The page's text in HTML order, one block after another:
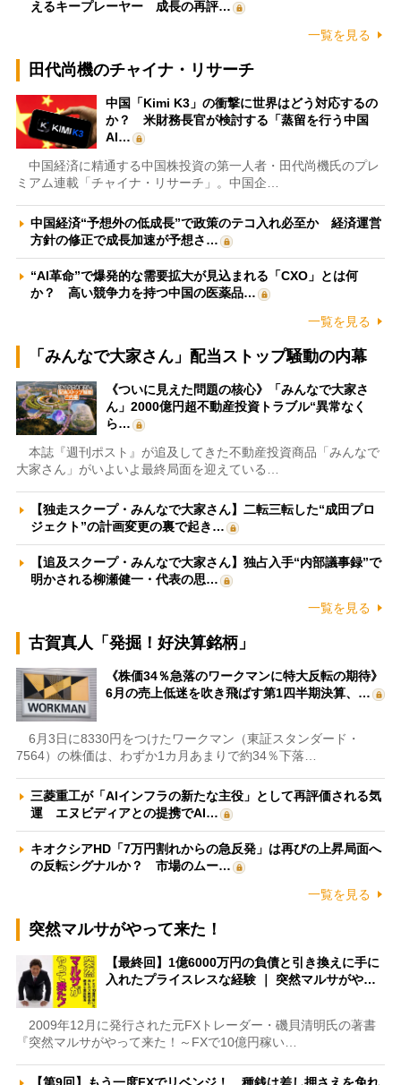
えるキープレーヤー 成長の再評…
一覧を見る
田代尚機のチャイナ・リサーチ
中国「Kimi K3」の衝撃に世界はどう対応するの
か？ 米財務長官が検討する「蒸留を行う中国
AI…
中国経済に精通する中国株投資の第一人者・田代尚機氏のプレ
ミアム連載「チャイナ・リサーチ」。中国企…
中国経済“予想外の低成長”で政策のテコ入れ必至か 経済運営
方針の修正で成長加速が予想さ…
“AI革命”で爆発的な需要拡大が見込まれる「CXO」とは何
か？ 高い競争力を持つ中国の医薬品…
一覧を見る
「みんなで大家さん」配当ストップ騒動の内幕
《ついに見えた問題の核心》「みんなで大家さ
ん」2000億円超不動産投資トラブル“異常なく
ら…
本誌『週刊ポスト』が追及してきた不動産投資商品「みんなで
大家さん」がいよいよ最終局面を迎えている…
【独走スクープ・みんなで大家さん】二転三転した“成田プロ
ジェクト”の計画変更の裏で起き…
【追及スクープ・みんなで大家さん】独占入手“内部議事録”で
明かされる柳瀬健一・代表の思…
一覧を見る
古賀真人「発掘！好決算銘柄」
《株価34％急落のワークマンに特大反転の期待》
6月の売上低迷を吹き飛ばす第1四半期決算、…
6月3日に8330円をつけたワークマン（東証スタンダード・
7564）の株価は、わずか1カ月あまりで約34％下落…
三菱重工が「AIインフラの新たな主役」として再評価される気
運 エヌビディアとの提携でAI…
キオクシアHD「7万円割れからの急反発」は再びの上昇局面へ
の反転シグナルか？ 市場のムー…
一覧を見る
突然マルサがやって来た！
【最終回】1億6000万円の負債と引き換えに手に
入れたプライスレスな経験 ｜ 突然マルサがや…
2009年12月に発行された元FXトレーダー・磯貝清明氏の著書
『突然マルサがやって来た！～FXで10億円稼い…